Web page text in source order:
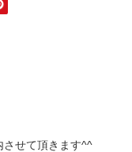
させて頂きます^^